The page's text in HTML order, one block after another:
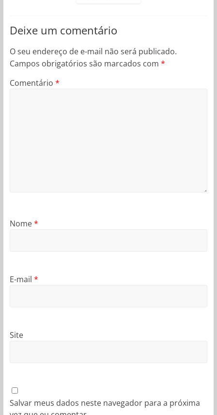
Deixe um comentário
O seu endereço de e-mail não será publicado.
Campos obrigatórios são marcados com *
Comentário *
Nome*
E-mail *
Site
Salvar meus dados neste navegador para a próxima